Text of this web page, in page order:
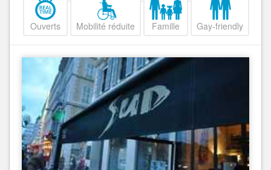
Ouverts Mobilité réduite Famille Gay-friendly